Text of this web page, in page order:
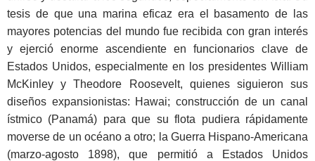
tesis de que una marina eficaz era el basamento de las
mayores potencias del mundo fue recibida con gran interés
y ejerció enorme ascendiente en funcionarios clave de
Estados Unidos, especialmente en los presidentes William
McKinley y Theodore Roosevelt, quienes siguieron sus
diseños expansionistas: Hawai; construcción de un canal
ístmico (Panamá) para que su flota pudiera rápidamente
moverse de un océano a otro; la Guerra Hispano-Americana
(marzo-agosto 1898), que permitió a Estados Unidos